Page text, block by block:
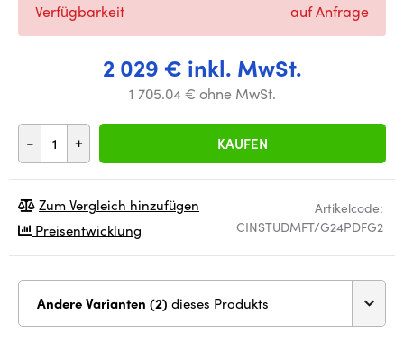
2 029 € inkl. MwSt.
1 705.04 € ohne MwSt.
- + KAUFEN
Verfügbarkeit auf Anfrage
Artikelcode:
CINSTUDMFT/G24PDFG2
Zum Vergleich hinzufügen
Preisentwicklung
Andere Varianten (2) dieses Produkts